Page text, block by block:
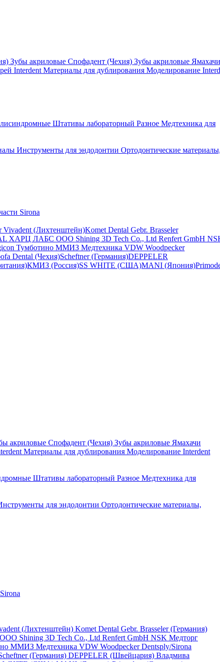
Зубы акриловые Спофадент (Чехия) Зубы акриловые Ямахачи
Interdent Материалы для дублирования Моделирование
Штативы лабораторный Разное Медтехника для
Инструменты для эндодонтии Ортодонтические
Sirona
Vivadent (Лихтенштейн)Komet Dental Gebr. Brasseler
ХАРЦ ЛАБС ООО Shining 3D Tech Co., Ltd Renfert GmbH
Тумботино ММИЗ Медтехника VDW Woodpecker
Dental (Чехия)Scheftner (Германия)DEPPELER
КМИЗ (Россия)SS WHITE (США)MANI (Япония)
акриловые Спофадент (Чехия) Зубы акриловые Ямахачи
Материалы для дублирования Моделирование Interdent
Штативы лабораторный Разное Медтехника для
для эндодонтии Ортодонтические материалы,
(Лихтенштейн) Komet Dental Gebr. Brasseler (Германия)
Shining 3D Tech Co., Ltd Renfert GmbH NSK Медторг
ММИЗ Медтехника VDW WoodpeckerDentsply/Sirona
(Германия) DEPPELER (Швейцария) Владмива